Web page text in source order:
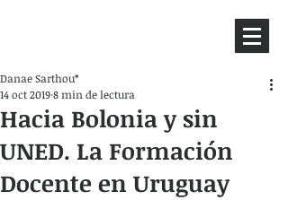
Hacia Bolonia y sin
UNED. La Formación
Docente en Uruguay
Danae Sarthou*
14 oct 20198 min de lectura